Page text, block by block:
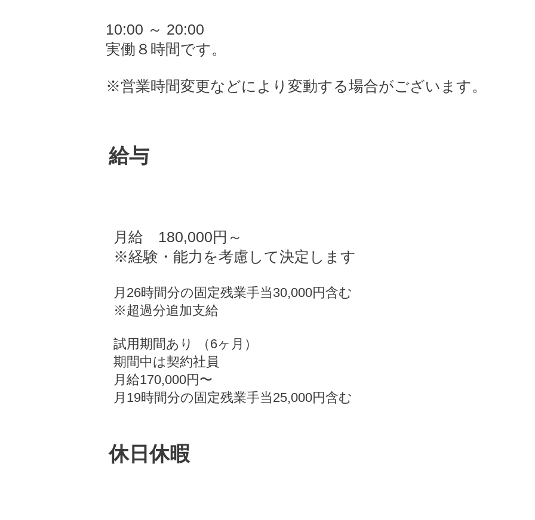
10:00 ～ 20:00
実働８時間です。
※営業時間変更などにより変動する場合がございます。
給与
月給 180,000円～
※経験・能力を考慮して決定します
月26時間分の固定残業手当30,000円含む
※超過分追加支給
試用期間あり （6ヶ月）
期間中は契約社員
月給170,000円〜
月19時間分の固定残業手当25,000円含む
休日休暇